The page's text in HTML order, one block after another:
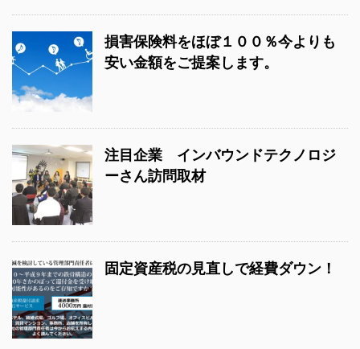
損害保険料をほぼ１００％今よりも
安い金額をご提案します。
注目企業 インバウンドテクノロジ
ーさん訪問取材
固定資産税の見直しで経費ダウン！